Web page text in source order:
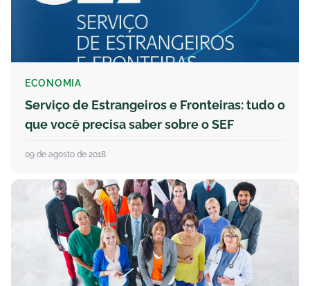
ECONOMIA
Serviço de Estrangeiros e Fronteiras: tudo o
que você precisa saber sobre o SEF
09 de agosto de 2018